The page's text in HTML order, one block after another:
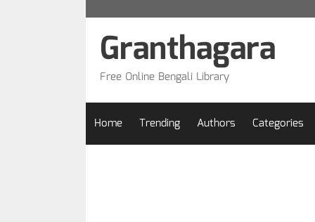
Granthagara
Free Online Bengali Library
Home Trending Authors Categories